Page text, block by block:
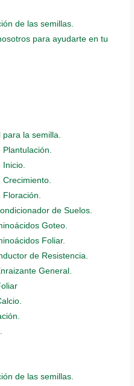
de las semillas.
para ayudarte en tu
la semilla.
de Suelos.
Goteo.
Foliar.
de Resistencia.
General.
de las semillas.